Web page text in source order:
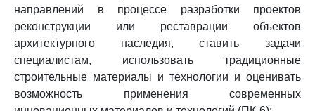
направлений в процессе разработки проектов
реконструкции или реставрации объектов
архитектурного наследия, ставить задачи
специалистам, использовать традиционные
строительные материалы и технологии и оценивать
возможность применения современных